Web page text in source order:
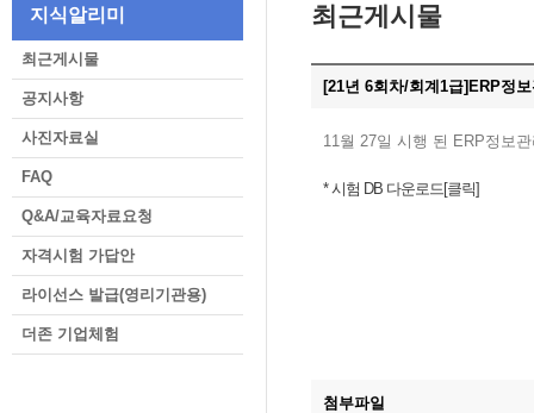
지식알리미
최근게시물
공지사항
사진자료실
FAQ
Q&A/교육자료요청
자격시험 가답안
라이선스 발급(영리기관용)
더존 기업체험
최근게시물
[21년 6회차/회계1급]ERP정
11월 27일 시행 된 ERP정보
* 시험 DB 다운로드[클릭]
첨부파일